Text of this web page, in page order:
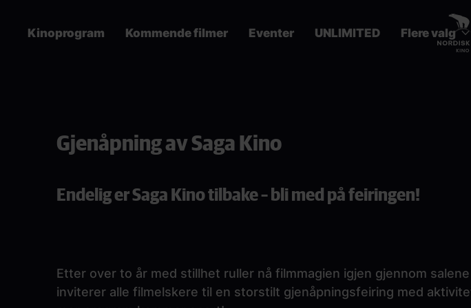
Kinoprogram Kommende filmer Eventer UNLIMITED Flere valg
Gjenåpning av Saga Kino
Endelig er Saga Kino tilbake – bli med på feiringen!
Etter over to år med stillhet ruller nå filmmagien igjen gjennom
inviterer alle filmelskere til en storstilt gjenåpningsfeiring med